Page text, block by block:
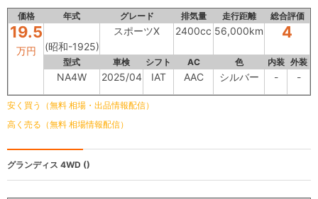
価格 年式 グレード 排気量 走行距離 総合評価
19.5
万円 (昭和-1925)
スポーツX 2400cc 56,000km 4
型式 車検 シフト AC 色 内装 外装
NA4W 2025/04 IAT AAC シルバー - -
安く買う（無料 相場・出品情報配信）
高く売る（無料 相場情報配信）
グランディス 4WD ()